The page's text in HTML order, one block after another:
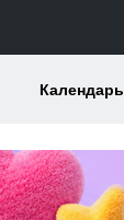
Календарь